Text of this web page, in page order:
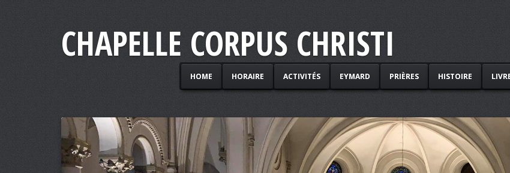
CHAPELLE CORPUS CHRISTI
HOME HORAIRE ACTIVITÉS EYMARD PRIÈRES HISTOIRE